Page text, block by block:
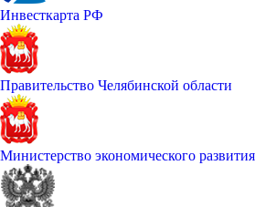
Инвесткарта РФ
Правительство Челябинской области
Министерство экономического